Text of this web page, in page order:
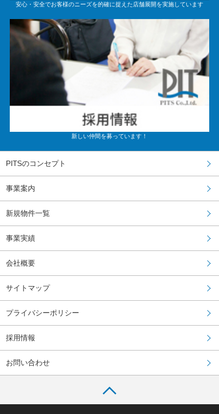
安心・安全でお客様のニーズを的確に捉えた店舗展開を実施しています
新しい仲間を募っています！
PITSのコンセプト
事業案内
新規物件一覧
事業実績
会社概要
サイトマップ
プライバシーポリシー
採用情報
お問い合わせ